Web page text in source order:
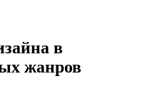
в
жанров